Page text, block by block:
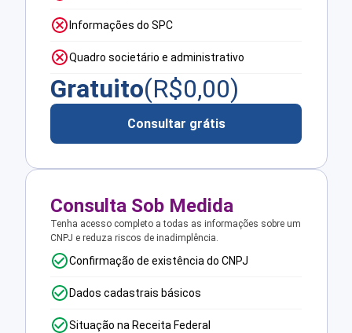
Informações do SPC
Quadro societário e administrativo
Gratuito(R$0,00)
Consultar grátis
Consulta Sob Medida
Tenha acesso completo a todas as informações sobre um
CNPJ e reduza riscos de inadimplência.
Confirmação de existência do CNPJ
Dados cadastrais básicos
Situação na Receita Federal